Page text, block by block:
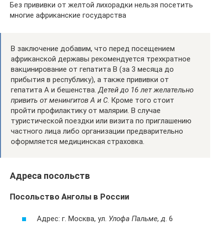
Без прививки от желтой лихорадки нельзя посетить
многие африканские государства
В заключение добавим, что перед посещением
африканской державы рекомендуется трехкратное
вакцинирование от гепатита B (за 3 месяца до
прибытия в республику), а также прививки от
гепатита A и бешенства.Детей до 16 лет желательно
привить от менингитов A и C. Кроме того стоит
пройти профилактику от малярии. В случае
туристической поездки или визита по приглашению
частного лица либо организации предварительно
оформляется медицинская страховка.
Адреса посольств
Посольство Анголы в России
Адрес: г. Москва, ул. Улофа Пальме, д. 6